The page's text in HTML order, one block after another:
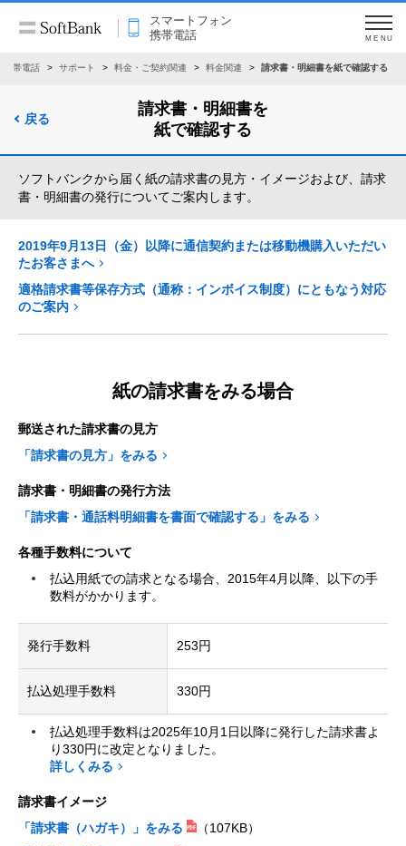
スマートフォン
携帯電話
MENU
携帯電話 サポート 料金・ご契約関連 料金関連 請求書・明細書を紙で確認する
戻る
請求書・明細書を
紙で確認する
ソフトバンクから届く紙の請求書の見方・イメージおよび、請求
書・明細書の発行についてご案内します。
2019年9月13日（金）以降に通信契約または移動機購入いただい
たお客さまへ
適格請求書等保存方式（通称：インボイス制度）にともなう対応
のご案内
紙の請求書をみる場合
郵送された請求書の見方
「請求書の見方」をみる
請求書・明細書の発行方法
「請求書・通話料明細書を書面で確認する」をみる
各種手数料について
払込用紙での請求となる場合、2015年4月以降、以下の手
数料がかかります。
発行手数料 253円
払込処理手数料 330円
払込処理手数料は2025年10月1日以降に発行した請求書よ
り330円に改定となりました。
詳しくみる
請求書イメージ
「請求書（ハガキ）」をみる
（107KB）